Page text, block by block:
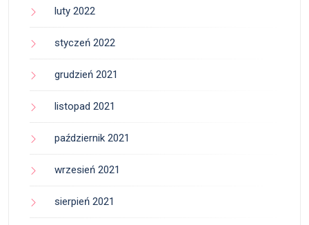
luty 2022
styczeń 2022
grudzień 2021
listopad 2021
październik 2021
wrzesień 2021
sierpień 2021